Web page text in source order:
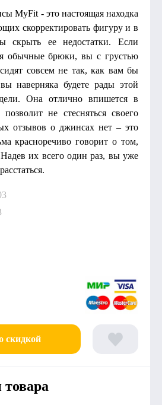
MyFit - это настоящая находка
скорректировать фигуру и в
скрыть ее недостатки. Если
обычные брюки, вы с грустью
совсем не так, как вам бы
наверняка будете рады этой
Она отлично впишется в
не стесняться своего
отзывов о джинсах нет – это
красноречиво говорит о том,
их всего один раз, вы уже
скидкой